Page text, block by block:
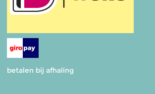
betalen bij afhaling